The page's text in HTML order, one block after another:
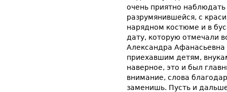
очень приятно
разрумянившейся, с
нарядном костюме и в
дату, которую отмечали
Александра
приехавшим детям,
наверное, это и был
внимание, слова
заменишь. Пусть и